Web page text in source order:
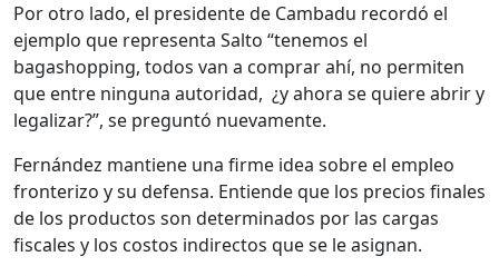
Por otro lado, el presidente de Cambadu recordó el
ejemplo que representa Salto “tenemos el
bagashopping, todos van a comprar ahí, no permiten
que entre ninguna autoridad, ¿y ahora se quiere abrir y
legalizar?”, se preguntó nuevamente.
Fernández mantiene una firme idea sobre el empleo
fronterizo y su defensa. Entiende que los precios finales
de los productos son determinados por las cargas
fiscales y los costos indirectos que se le asignan.